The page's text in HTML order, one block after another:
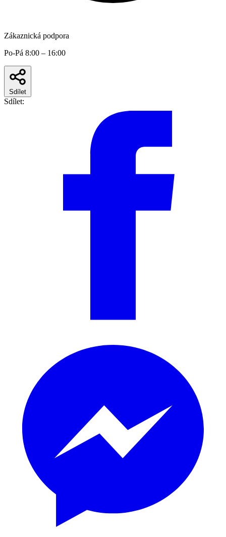
Zákaznická podpora
Po-Pá 8:00 – 16:00
Sdílet
Sdílet: